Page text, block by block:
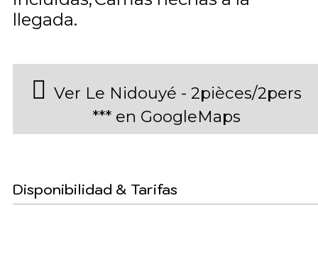
llegada
Ver Le Nidouyé - 2pièces/2pers
*** en GoogleMaps
Disponibilidad & Tarifas